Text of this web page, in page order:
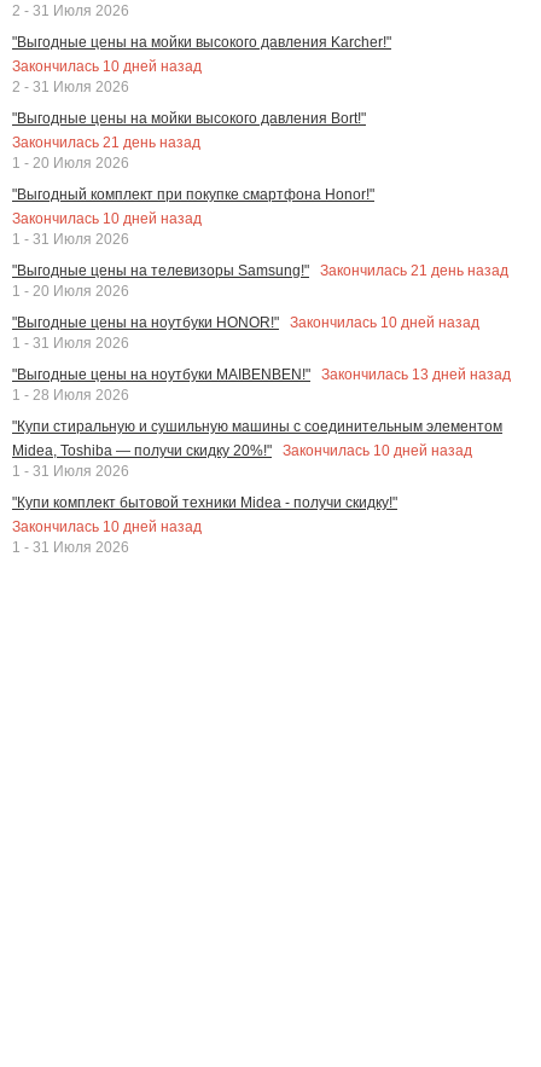
2 - 31 Июля 2026
"Выгодные цены на мойки высокого давления Karcher!"
Закончилась 10 дней назад
2 - 31 Июля 2026
"Выгодные цены на мойки высокого давления Bort!"
Закончилась 21 день назад
1 - 20 Июля 2026
"Выгодный комплект при покупке смартфона Honor!"
Закончилась 10 дней назад
1 - 31 Июля 2026
"Выгодные цены на телевизоры Samsung!"
Закончилась 21 день назад
1 - 20 Июля 2026
"Выгодные цены на ноутбуки HONOR!"
Закончилась 10 дней назад
1 - 31 Июля 2026
"Выгодные цены на ноутбуки MAIBENBEN!"
Закончилась 13 дней назад
1 - 28 Июля 2026
"Купи стиральную и сушильную машины с соединительным элементом
Midea, Toshiba — получи скидку 20%!"
Закончилась 10 дней назад
1 - 31 Июля 2026
"Купи комплект бытовой техники Midea - получи скидку!"
Закончилась 10 дней назад
1 - 31 Июля 2026